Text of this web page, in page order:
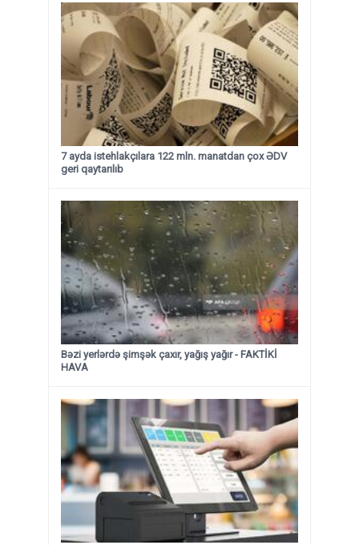
7 ayda istehlakçılara 122 mln. manatdan çox ƏDV
geri qaytarılıb
Bəzi yerlərdə şimşək çaxır, yağış yağır - FAKTİKİ
HAVA